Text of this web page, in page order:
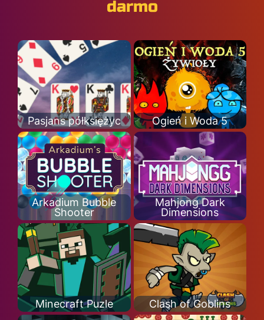
darmo
Pasjans półksiężyc Ogień i Woda 5
Arkadium Bubble
Shooter
Mahjong Dark
Dimensions
Minecraft Puzle Clash of Goblins